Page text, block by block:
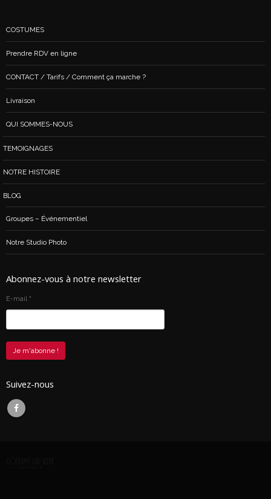
COSTUMES
Prendre RDV en ligne
CONTACT / Tarifs / Comment ça marche ?
Livraison
QUI SOMMES-NOUS
TEMOIGNAGES
NOTRE HISTOIRE
BLOG
Groupes – Événementiel
Notre Studio Photo
Abonnez-vous à notre newsletter
E-mail *
Suivez-nous